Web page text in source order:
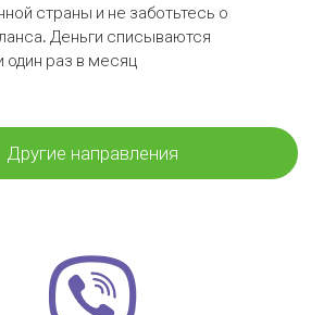
страны и не заботьтесь о
Деньги списываются
один раз в месяц
Другие направления